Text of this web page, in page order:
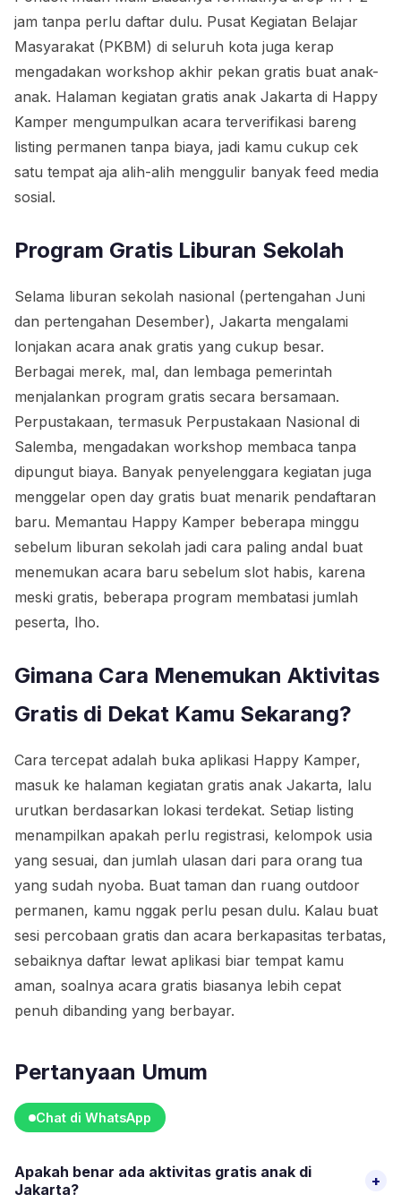
jam tanpa perlu daftar dulu. Pusat Kegiatan Belajar
Masyarakat (PKBM) di seluruh kota juga kerap
mengadakan workshop akhir pekan gratis buat anak-
anak. Halaman kegiatan gratis anak Jakarta di Happy
Kamper mengumpulkan acara terverifikasi bareng
listing permanen tanpa biaya, jadi kamu cukup cek
satu tempat aja alih-alih menggulir banyak feed media
sosial.
Program Gratis Liburan Sekolah
Selama liburan sekolah nasional (pertengahan Juni
dan pertengahan Desember), Jakarta mengalami
lonjakan acara anak gratis yang cukup besar.
Berbagai merek, mal, dan lembaga pemerintah
menjalankan program gratis secara bersamaan.
Perpustakaan, termasuk Perpustakaan Nasional di
Salemba, mengadakan workshop membaca tanpa
dipungut biaya. Banyak penyelenggara kegiatan juga
menggelar open day gratis buat menarik pendaftaran
baru. Memantau Happy Kamper beberapa minggu
sebelum liburan sekolah jadi cara paling andal buat
menemukan acara baru sebelum slot habis, karena
meski gratis, beberapa program membatasi jumlah
peserta, lho.
Gimana Cara Menemukan Aktivitas
Gratis di Dekat Kamu Sekarang?
Cara tercepat adalah buka aplikasi Happy Kamper,
masuk ke halaman kegiatan gratis anak Jakarta, lalu
urutkan berdasarkan lokasi terdekat. Setiap listing
menampilkan apakah perlu registrasi, kelompok usia
yang sesuai, dan jumlah ulasan dari para orang tua
yang sudah nyoba. Buat taman dan ruang outdoor
permanen, kamu nggak perlu pesan dulu. Kalau buat
sesi percobaan gratis dan acara berkapasitas terbatas,
sebaiknya daftar lewat aplikasi biar tempat kamu
aman, soalnya acara gratis biasanya lebih cepat
penuh dibanding yang berbayar.
Pertanyaan Umum
Chat di WhatsApp
Apakah benar ada aktivitas gratis anak di
Jakarta?
+